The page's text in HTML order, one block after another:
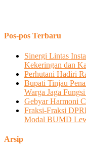
Pos-pos Terbaru
Sinergi Lintas
Kekeringan dan
Perhutani Hadiri
Bupati Tinjau
Warga Jaga
Gebyar Harmoni
Fraksi-Fraksi
Modal BUMD
Arsip